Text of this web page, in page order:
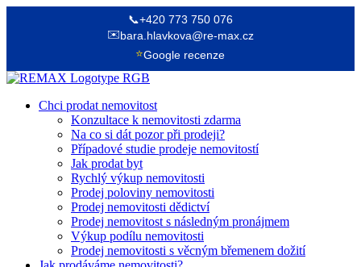
📞+420 773 750 076
✉️bara.hlavkova@re-max.cz
⭐Google recenze
Chci prodat nemovitost
Konzultace k nemovitosti zdarma
Na co si dát pozor při prodeji?
Případové studie prodeje nemovitostí
Jak prodat byt
Rychlý výkup nemovitosti
Prodej poloviny nemovitosti
Prodej nemovitosti dědictví
Prodej nemovitost s následným pronájmem
Výkup podílu nemovitosti
Prodej nemovitosti s věcným břemenem dožití